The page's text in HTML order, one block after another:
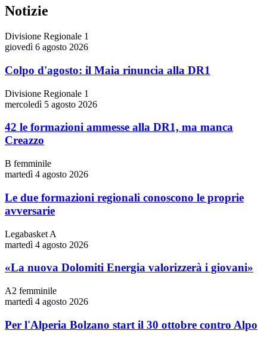
Notizie
Divisione Regionale 1
giovedì 6 agosto 2026
Colpo d'agosto: il Maia rinuncia alla DR1
Divisione Regionale 1
mercoledì 5 agosto 2026
42 le formazioni ammesse alla DR1, ma manca
Creazzo
B femminile
martedì 4 agosto 2026
Le due formazioni regionali conoscono le proprie
avversarie
Legabasket A
martedì 4 agosto 2026
«La nuova Dolomiti Energia valorizzerà i giovani»
A2 femminile
martedì 4 agosto 2026
Per l'Alperia Bolzano start il 30 ottobre contro Alpo